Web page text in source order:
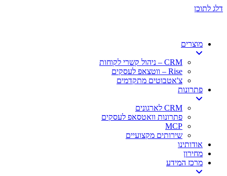
תחילתו
לחץ
תוכן
דלג לתוכן
מוצרים
CRM – ניהול קשרי לקוחות
Rise – ווטצאפ לעסקים
צ'אטבוטים מתקדמים
פתרונות
CRM לארגונים
פתרונות וואטסאפ לעסקים
MCP
שירותים מקצועיים
אודותינו
מחירון
מרכז המידע